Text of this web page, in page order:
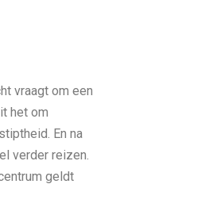
vraagt om een
het om
En na
verder reizen.
geldt